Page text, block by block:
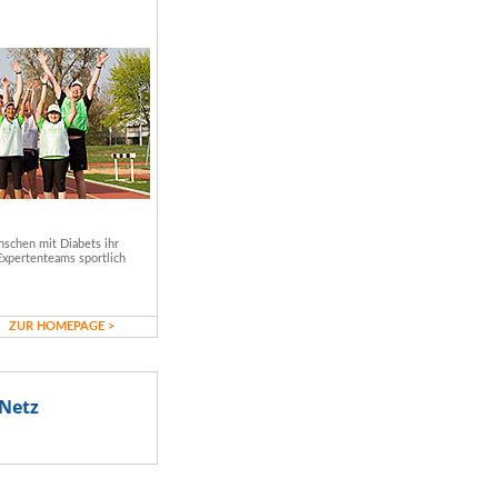
mit Diabets ihr
sportlich
ZUR HOMEPAGE >